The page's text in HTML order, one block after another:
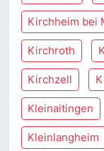
Kirchheim bei
Kirchroth
Kirchzell
Kleinaitingen
Kleinlangheim